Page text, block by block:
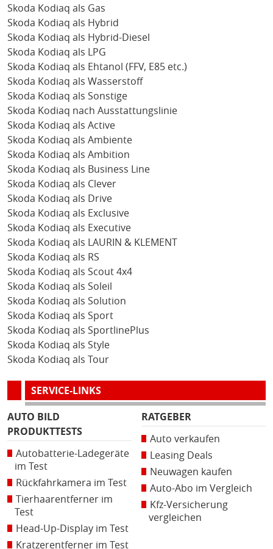
Skoda Kodiaq als Gas
Skoda Kodiaq als Hybrid
Skoda Kodiaq als Hybrid-Diesel
Skoda Kodiaq als LPG
Skoda Kodiaq als Ehtanol (FFV, E85 etc.)
Skoda Kodiaq als Wasserstoff
Skoda Kodiaq als Sonstige
Skoda Kodiaq nach Ausstattungslinie
Skoda Kodiaq als Active
Skoda Kodiaq als Ambiente
Skoda Kodiaq als Ambition
Skoda Kodiaq als Business Line
Skoda Kodiaq als Clever
Skoda Kodiaq als Drive
Skoda Kodiaq als Exclusive
Skoda Kodiaq als Executive
Skoda Kodiaq als LAURIN & KLEMENT
Skoda Kodiaq als RS
Skoda Kodiaq als Scout 4x4
Skoda Kodiaq als Soleil
Skoda Kodiaq als Solution
Skoda Kodiaq als Sport
Skoda Kodiaq als SportlinePlus
Skoda Kodiaq als Style
Skoda Kodiaq als Tour
SERVICE-LINKS
AUTO BILD
PRODUKTTESTS
Autobatterie-Ladegeräte
im Test
Rückfahrkamera im Test
Tierhaarentferner im
Test
Head-Up-Display im Test
Kratzerentferner im Test
RATGEBER
Auto verkaufen
Leasing Deals
Neuwagen kaufen
Auto-Abo im Vergleich
Kfz-Versicherung
vergleichen